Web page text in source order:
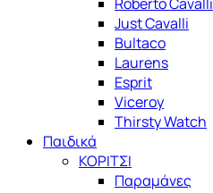
Just Cavalli
Bultaco
Laurens
Esprit
Viceroy
Thirsty Watch
Παιδικά
ΚΟΡΙΤΣΙ
Παραμάνες